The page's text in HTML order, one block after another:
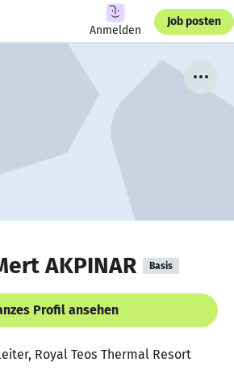
Anmelden
Job posten
AKPINAR Basis
Profil ansehen
Royal Teos Thermal Resort